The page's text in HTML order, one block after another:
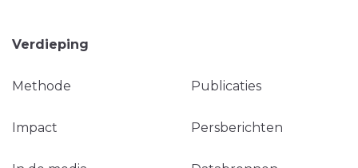
Verdieping
Methode Publicaties
Impact Persberichten